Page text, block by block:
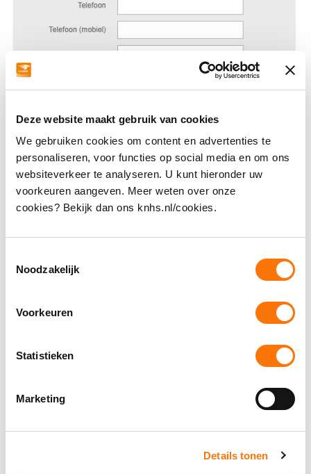
Deze website maakt gebruik van cookies
We gebruiken cookies om content en advertenties te
personaliseren, voor functies op social media en om ons
websiteverkeer te analyseren. U kunt hieronder uw
voorkeuren aangeven. Meer weten over onze
cookies? Bekijk dan ons knhs.nl/cookies.
Noodzakelijk
Voorkeuren
Statistieken
Marketing
Details tonen
Financiën